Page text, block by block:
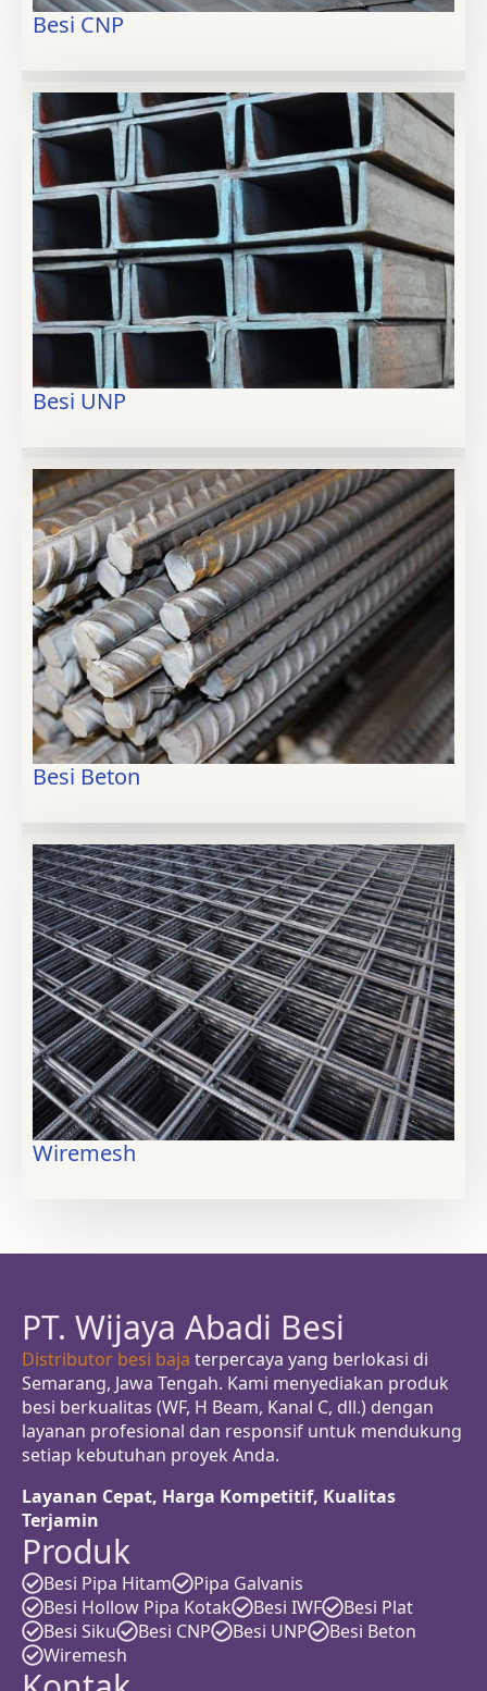
Besi CNP
Besi UNP
Besi Beton
Wiremesh
PT. Wijaya Abadi Besi
Distributor besi baja terpercaya yang berlokasi di
Semarang, Jawa Tengah. Kami menyediakan produk
besi berkualitas (WF, H Beam, Kanal C, dll.) dengan
layanan profesional dan responsif untuk mendukung
setiap kebutuhan proyek Anda.
Layanan Cepat, Harga Kompetitif, Kualitas
Terjamin
Produk
Besi Pipa Hitam
Pipa Galvanis
Besi Hollow Pipa Kotak
Besi IWF
Besi Plat
Besi Siku
Besi CNP Besi UNP
Besi Beton
Wiremesh